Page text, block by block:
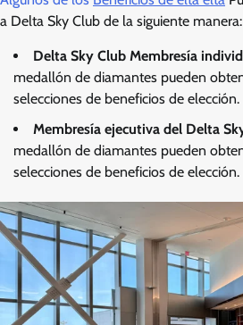
a Delta Sky Club de la siguiente manera:
Delta Sky Club Membresía
medallón de diamantes pueden
selecciones de beneficios de elección.
Membresía ejecutiva del Delta
medallón de diamantes pueden
selecciones de beneficios de elección.